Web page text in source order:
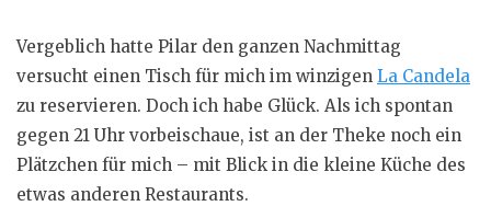
Vergeblich hatte Pilar den ganzen Nachmittag
versucht einen Tisch für mich im winzigen La Candela
zu reservieren. Doch ich habe Glück. Als ich spontan
gegen 21 Uhr vorbeischaue, ist an der Theke noch ein
Plätzchen für mich – mit Blick in die kleine Küche des
etwas anderen Restaurants.